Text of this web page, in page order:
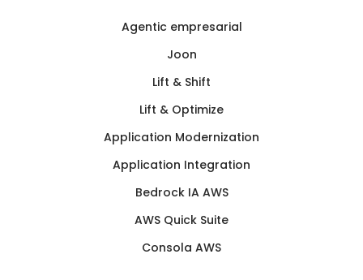
Agentic empresarial
Joon
Lift & Shift
Lift & Optimize
Application Modernization
Application Integration
Bedrock IA AWS
AWS Quick Suite
Consola AWS